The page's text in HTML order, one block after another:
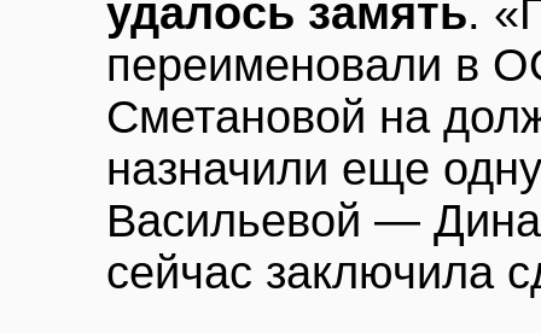
удалось замять.
переименовали в
Сметановой на
назначили еще
Васильевой —
сейчас заключила